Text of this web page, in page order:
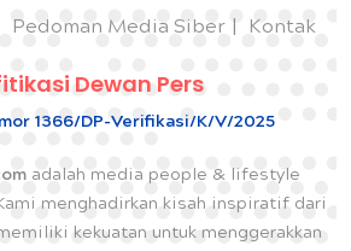
Pedoman Media Siber Kontak
Dewan Pers
1366/DP-Verifikasi/K/V/2025
adalah media people & lifestyle
menghadirkan kisah inspiratif dari
kekuatan untuk menggerakkan